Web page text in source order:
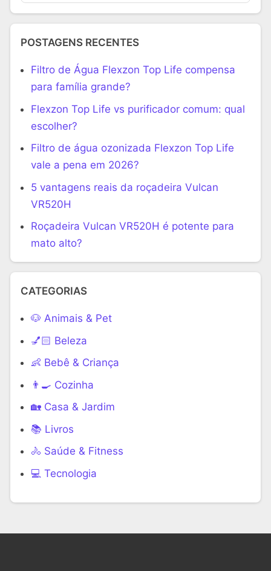
POSTAGENS RECENTES
Filtro de Água Flexzon Top Life compensa
para família grande?
Flexzon Top Life vs purificador comum: qual
escolher?
Filtro de água ozonizada Flexzon Top Life
vale a pena em 2026?
5 vantagens reais da roçadeira Vulcan
VR520H
Roçadeira Vulcan VR520H é potente para
mato alto?
CATEGORIAS
🐶 Animais & Pet
💅🏻 Beleza
👶 Bebê & Criança
👨‍🍳 Cozinha
🏡 Casa & Jardim
📚 Livros
🚴 Saúde & Fitness
‍💻 Tecnologia